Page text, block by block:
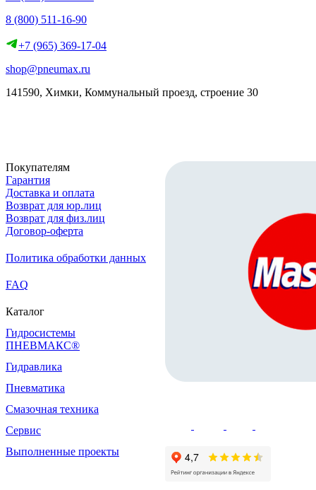
8 (800) 511-16-90
+7 (965) 369-17-04
shop@pneumax.ru
141590, Химки, Коммунальный проезд, строение 30
Покупателям
Гарантия
Доставка и оплата
Возврат для юр.лиц
Возврат для физ.лиц
Договор-оферта
Политика обработки данных
FAQ
Каталог
Гидросистемы
ПНЕВМАКС®
Гидравлика
Пневматика
Смазочная техника
Сервис
Выполненные проекты